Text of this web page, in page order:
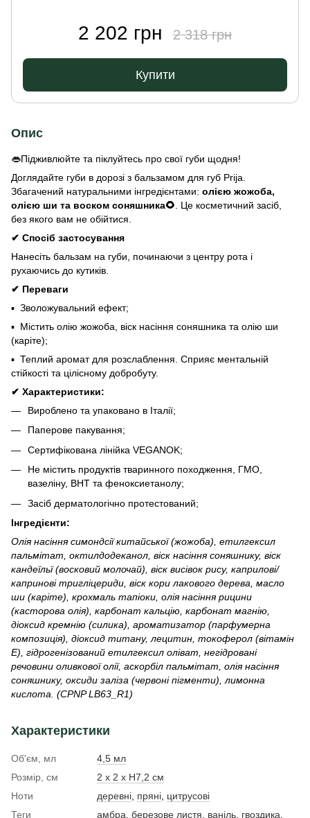
2 202 грн 2 318 грн
Купити
Опис
👄Підживлюйте та піклуйтесь про свої губи щодня!
Доглядайте губи в дорозі з бальзамом для губ Prija.
Збагачений натуральними інгредієнтами: олією жожоба,
олією ши та воском соняшника🌻 . Це косметичний засіб,
без якого вам не обійтися.
✔︎ Спосіб застосування
Нанесіть бальзам на губи, починаючи з центру рота і
рухаючись до кутиків.
✔︎ Переваги
▪️ Зволожувальний ефект;
▪️ Містить олію жожоба, віск насіння соняшника та олію ши
(каріте);
▪️ Теплий аромат для розслаблення. Сприяє ментальній
стійкості та цілісному добробуту.
✔︎ Характеристики:
Вироблено та упаковано в Італії;
Паперове пакування;
Сертифікована лінійка VEGANOK;
Не містить продуктів тваринного походження, ГМО,
вазеліну, BHT та феноксиетанолу;
Засіб дерматологічно протестований;
Інгредієнти:
Олія насіння симондсії китайської (жожоба), етилгексил
пальмітат, октилдодеканол, віск насіння соняшнику, віск
кандеїльї (восковий молочай), віск висівок рису, каприлові/
капринові тригліцериди, віск кори лакового дерева, масло
ши (каріте), крохмаль тапіоки, олія насіння рицини
(касторова олія), карбонат кальцію, карбонат магнію,
діоксид кремнію (силика), ароматизатор (парфумерна
композиція), діоксид титану, лецитин, токоферол (вітамін
Е), гідрогенізований етилгексил оліват, негідровані
речовини оливкової олії, аскорбіл пальмітат, олія насіння
соняшнику, оксиди заліза (червоні пігменти), лимонна
кислота. (CPNP LB63_R1)
Характеристики
Об'єм, мл
4,5 мл
Розмір, см
2 x 2 x H7,2 см
Ноти
деревні пряні цитрусові
Теги
амбра березове листя ваніль гвоздика